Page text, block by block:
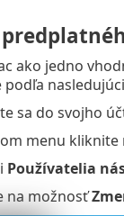
ako jedno
sa do svojho
menu kliknite
Používatelia
na možnosť